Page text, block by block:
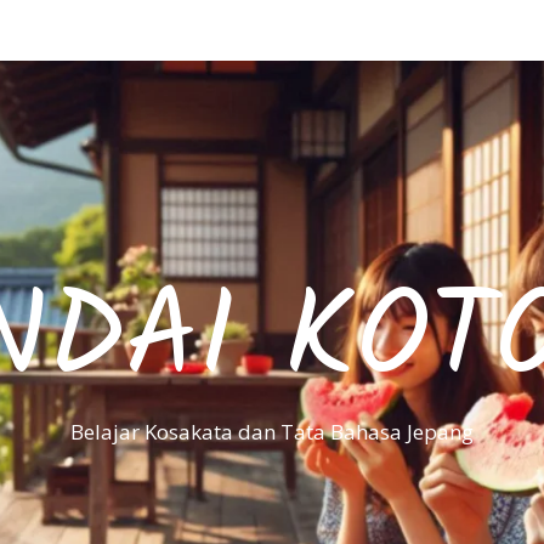
Belajar Kosakata dan Tata Bahasa Jepang